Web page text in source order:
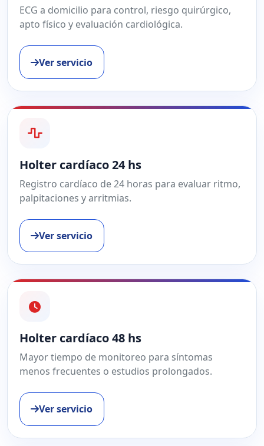
ECG a domicilio para control, riesgo quirúrgico,
apto físico y evaluación cardiológica.
Ver servicio
Holter cardíaco 24 hs
Registro cardíaco de 24 horas para evaluar ritmo,
palpitaciones y arritmias.
Ver servicio
Holter cardíaco 48 hs
Mayor tiempo de monitoreo para síntomas
menos frecuentes o estudios prolongados.
Ver servicio